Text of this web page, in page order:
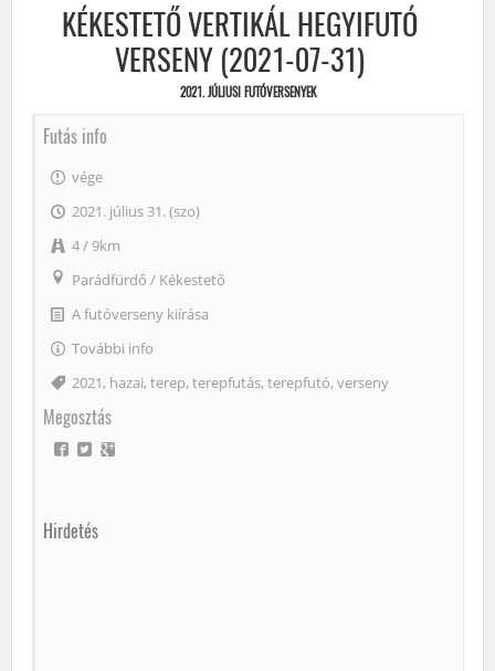
KÉKESTETŐ VERTIKÁL HEGYIFUTÓ
VERSENY (2021-07-31)
2021. JÚLIUSI FUTÓVERSENYEK
Futás info
vége
2021. július 31. (szo)
4 / 9km
Parádfürdő / Kékestető
A futóverseny kiírása
További info
Címke
2021, hazai, terep, terepfutás, terepfutó, verseny
Megosztás
Hirdetés